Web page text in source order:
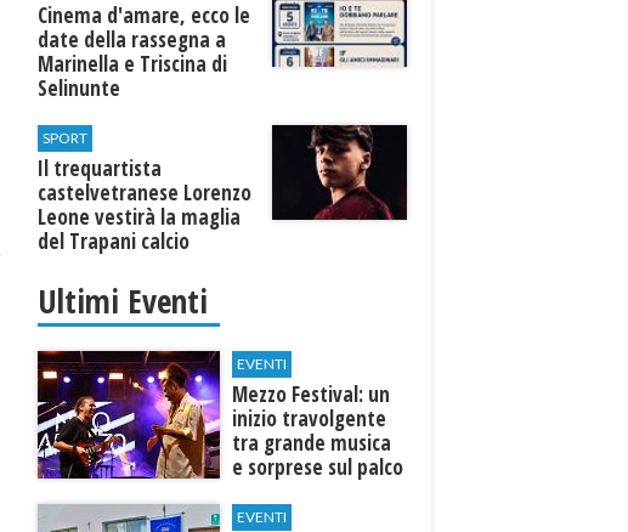
Cinema d'amare, ecco le
date della rassegna a
Marinella e Triscina di
Selinunte
SPORT
Il trequartista
castelvetranese Lorenzo
Leone vestirà la maglia
del Trapani calcio
Ultimi Eventi
EVENTI
Mezzo Festival: un
inizio travolgente
tra grande musica
e sorprese sul palco
EVENTI